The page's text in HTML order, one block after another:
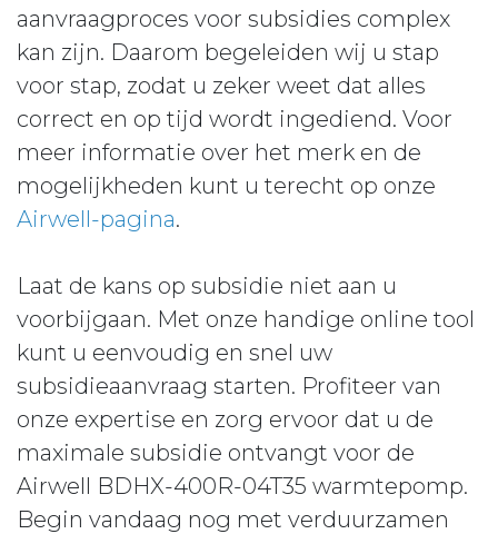
aanvraagproces voor subsidies complex
kan zijn. Daarom begeleiden wij u stap
voor stap, zodat u zeker weet dat alles
correct en op tijd wordt ingediend. Voor
meer informatie over het merk en de
mogelijkheden kunt u terecht op onze
Airwell-pagina.
Laat de kans op subsidie niet aan u
voorbijgaan. Met onze handige online tool
kunt u eenvoudig en snel uw
subsidieaanvraag starten. Profiteer van
onze expertise en zorg ervoor dat u de
maximale subsidie ontvangt voor de
Airwell BDHX-400R-04T35 warmtepomp.
Begin vandaag nog met verduurzamen